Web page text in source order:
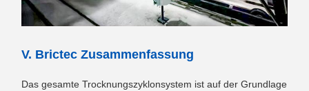
V. Brictec Zusammenfassung
Das gesamte Trocknungszyklonsystem ist auf der Grundlage